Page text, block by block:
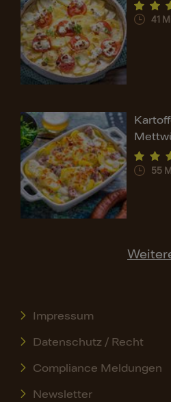
41
55
Impressum
Datenschutz / Recht
Compliance Meldungen
Newsletter